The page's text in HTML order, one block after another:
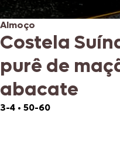
Almoço
Costela
purê de
abacate
3-4 • 50-60